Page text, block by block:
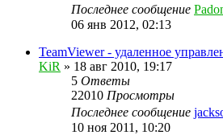
Последнее сообщение
06 янв 2012, 02:13
TeamViewer - удаленное
KiR » 18 авг 2010, 19:17
5 Ответы
22010 Просмотры
Последнее сообщение
10 ноя 2011, 10:20